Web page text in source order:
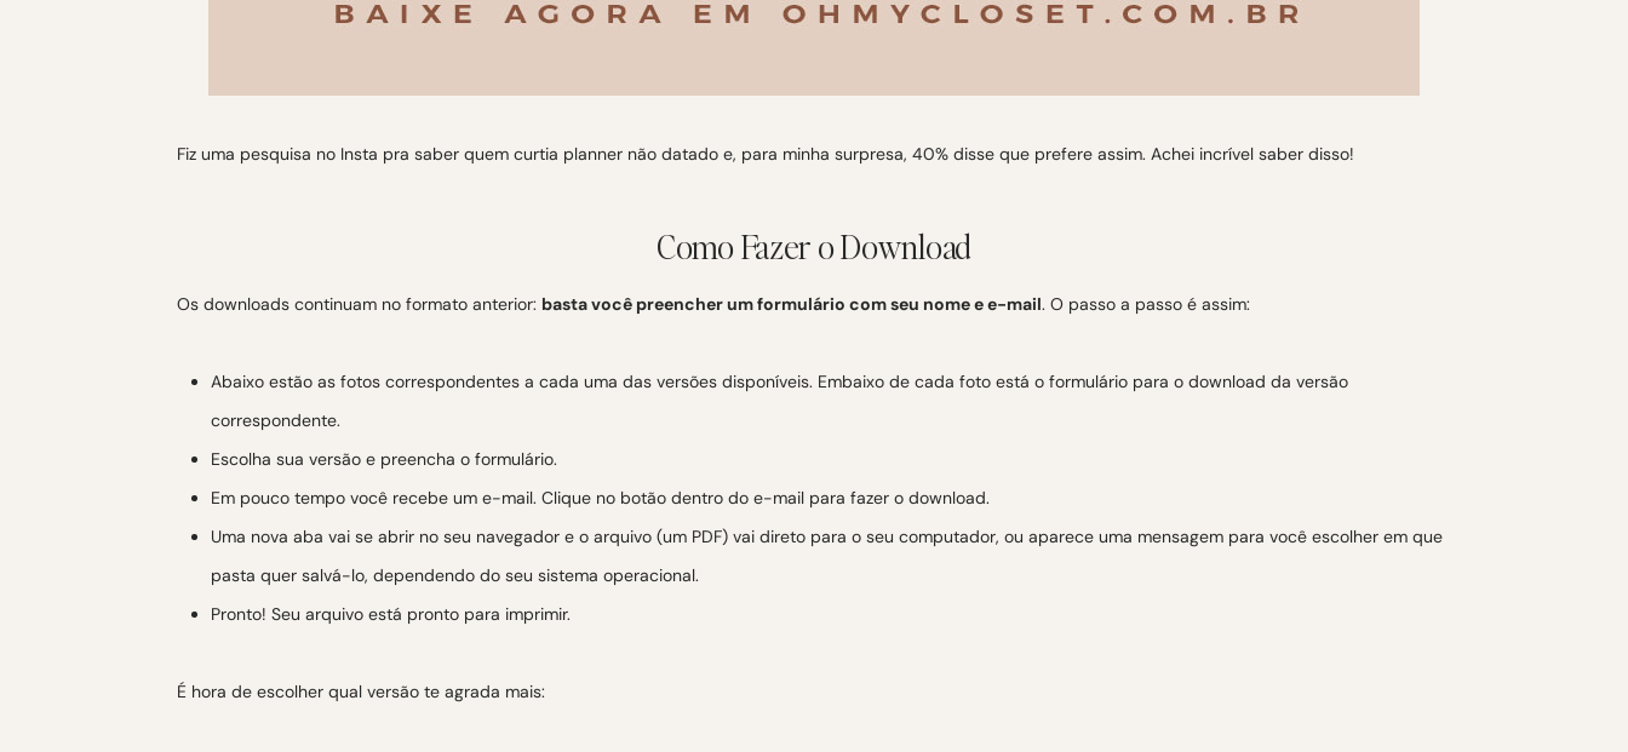
Fiz uma pesquisa no Insta pra saber quem curtia planner não datado e, para minha surpresa, 40% disse que prefere assim. Achei incrível saber disso!
Como Fazer o Download
Os downloads continuam no formato anterior: basta você preencher um formulário com seu nome e e-mail. O passo a passo é assim:
Abaixo estão as fotos correspondentes a cada uma das versões disponíveis. Embaixo de cada foto está o formulário para o download da versão
correspondente.
Escolha sua versão e preencha o formulário.
Em pouco tempo você recebe um e-mail. Clique no botão dentro do e-mail para fazer o download.
Uma nova aba vai se abrir no seu navegador e o arquivo (um PDF) vai direto para o seu computador, ou aparece uma mensagem para você escolher em que
pasta quer salvá-lo, dependendo do seu sistema operacional.
Pronto! Seu arquivo está pronto para imprimir.
É hora de escolher qual versão te agrada mais: